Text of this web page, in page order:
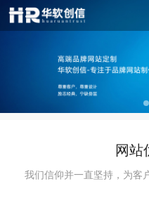
网站
我们信仰并一直坚持，为客